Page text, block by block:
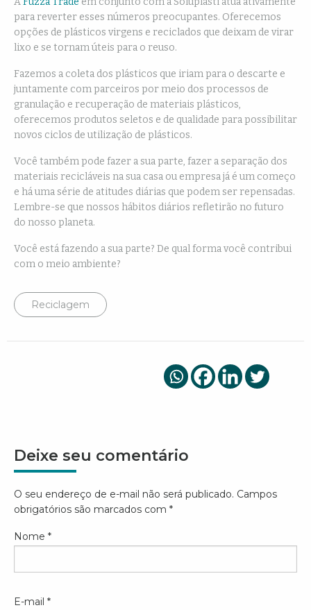
para reverter esses números preocupantes. Oferecemos
opções de plásticos virgens e reciclados que deixam de virar
lixo e se tornam úteis para o reuso.
Fazemos a coleta dos plásticos que iriam para o descarte e
juntamente com parceiros por meio dos processos de
granulação e recuperação de materiais plásticos,
oferecemos produtos seletos e de qualidade para possibilitar
novos ciclos de utilização de plásticos.
Você também pode fazer a sua parte, fazer a separação dos
materiais recicláveis na sua casa ou empresa já é um começo
e há uma série de atitudes diárias que podem ser repensadas.
Lembre-se que nossos hábitos diários refletirão no futuro
do nosso planeta.
Você está fazendo a sua parte? De qual forma você contribui
com o meio ambiente?
Reciclagem
Deixe seu comentário
O seu endereço de e-mail não será publicado. Campos
obrigatórios são marcados com *
Nome *
E-mail *